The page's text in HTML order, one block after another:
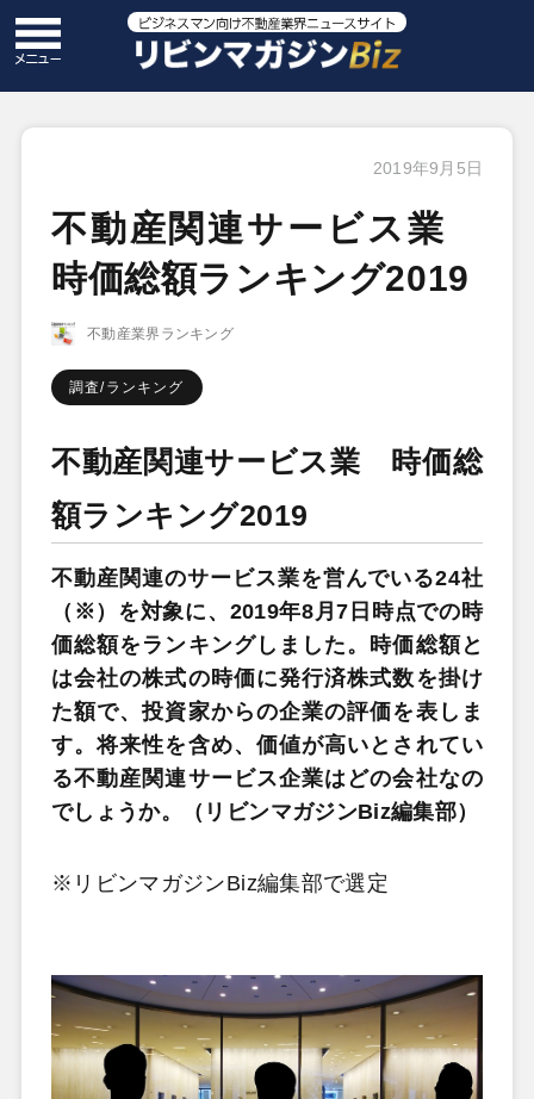
2019年9月5日
不動産関連サービス業
時価総額ランキング2019
不動産業界ランキング
調査/ランキング
不動産関連サービス業 時価総
額ランキング2019
不動産関連のサービス業を営んでいる24社
（※）を対象に、2019年8月7日時点での時
価総額をランキングしました。時価総額と
は会社の株式の時価に発行済株式数を掛け
た額で、投資家からの企業の評価を表しま
す。将来性を含め、価値が高いとされてい
る不動産関連サービス企業はどの会社なの
でしょうか。（リビンマガジンBiz編集部）
※リビンマガジンBiz編集部で選定